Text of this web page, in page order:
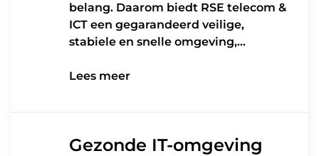
belang. Daarom biedt RSE telecom &
ICT een gegarandeerd veilige,
stabiele en snelle omgeving,…
Lees meer
Gezonde IT-omgeving